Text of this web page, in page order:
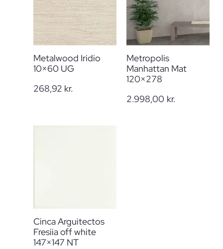
Metalwood Iridio
10×60 UG
268,92 kr.
Metropolis
Manhattan Mat
120×278
2.998,00 kr.
Cinca Arguitectos
Fresiia off white
147×147 NT